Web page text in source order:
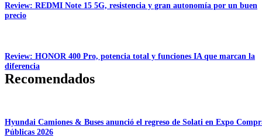
Review: REDMI Note 15 5G, resistencia y gran autonomía por un buen
precio
Review: HONOR 400 Pro, potencia total y funciones IA que marcan la
diferencia
Recomendados
Hyundai Camiones & Buses anunció el regreso de Solati en Expo
Públicas 2026